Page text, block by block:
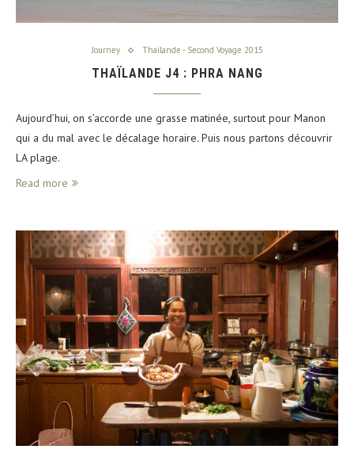
Journey Thailande - Second Voyage 2015
THAÏLANDE J4 : PHRA NANG
Aujourd’hui, on s’accorde une grasse matinée, surtout pour Manon
qui a du mal avec le décalage horaire. Puis nous partons découvrir
LA plage.
Read more